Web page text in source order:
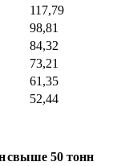
117,79
98,81
84,32
73,21
61,35
52,44
свыше 50 тонн